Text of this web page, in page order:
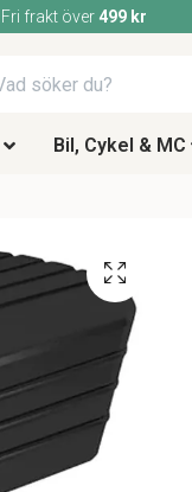
Fri frakt över 499 kr
Bil, Cykel & MC